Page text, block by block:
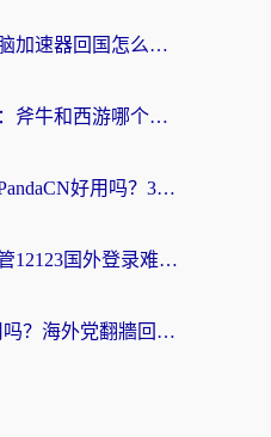
海外党自救指南：电脑加速器回国怎么选？轻松解决国内资源访问难题
海外党选回国加速器：斧牛和西游哪个好？附Windows免费试用&实用避坑指南
海外党必看：穿梭和PandaCN好用吗？3分钟选对回国加速器，无缝刷剧玩国服
海外党必看：解决交管12123国外登录难题，选对回国加速器就能无缝刷国内资源
迅游和快帆TV版好用吗？海外党翻牆回大陆选加速器的避坑指南